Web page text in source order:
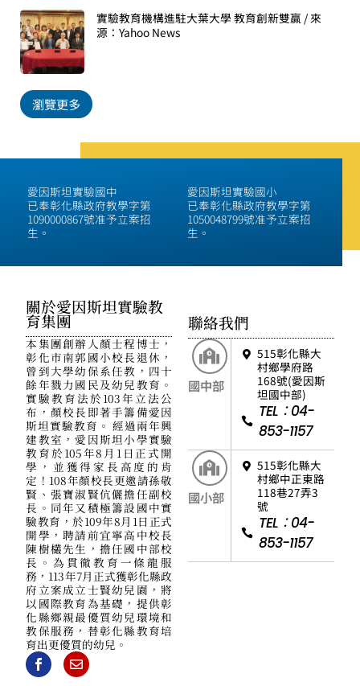
實驗教育機構進駐大葉大學 教育創新雙贏 / 來
源：Yahoo News
瀏覽更多
愛因斯坦實驗國中
已奉彰化縣政府教學字第
1090000867號准予立案招
生。
愛因斯坦實驗國小
已奉彰化縣政府教學字第
1050048799號准予立案招
生。
關於愛因斯坦實驗教
育集團
本集團創辦人顏士程博士，
彰化市南郭國小校長退休，
曾到大學幼保系任教，四十
餘年戮力國民及幼兒教育。
實驗教育法於103年立法公
布，顏校長即著手籌備愛因
斯坦實驗教育。 經過兩年興
建教室，愛因斯坦小學實驗
教育於105年8月1日正式開
學，並獲得家長高度的肯
定！108年顏校長更邀請孫敬
賢、張寶淑賢伉儷擔任副校
長。同年又積極籌設國中實
驗教育，於109年8月1日正式
開學，聘請前宜寧高中校長
陳樹欉先生，擔任國中部校
長。為貫徹教育一條龍服
務，113年7月正式獲彰化縣政
府立案成立士賢幼兒園，將
以國際教育為基礎，提供彰
化縣鄉親最優質幼兒環境和
教保服務，替彰化縣教育培
育出更優質的幼兒。
聯絡我們
國中部
515彰化縣大
村鄉學府路
168號(愛因斯
坦國中部)
TEL：04-
853-1157
國小部
515彰化縣大
村鄉中正東路
118巷27弄3
號
TEL：04-
853-1157